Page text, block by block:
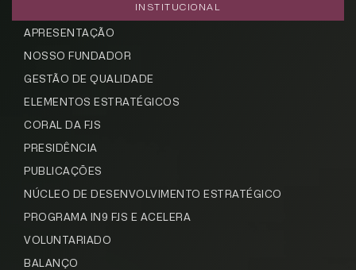
INSTITUCIONAL
APRESENTAÇÃO
NOSSO FUNDADOR
GESTÃO DE QUALIDADE
ELEMENTOS ESTRATÉGICOS
CORAL DA FJS
PRESIDÊNCIA
PUBLICAÇÕES
NÚCLEO DE DESENVOLVIMENTO ESTRATÉGICO
PROGRAMA IN9 FJS E ACELERA
VOLUNTARIADO
BALANÇO
CADASTRE-SE
receba notícias da Fundação José